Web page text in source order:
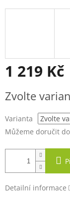
1 219 Kč
cena:
Zvolte
Varianta
Můžeme doručit
Detailní informace